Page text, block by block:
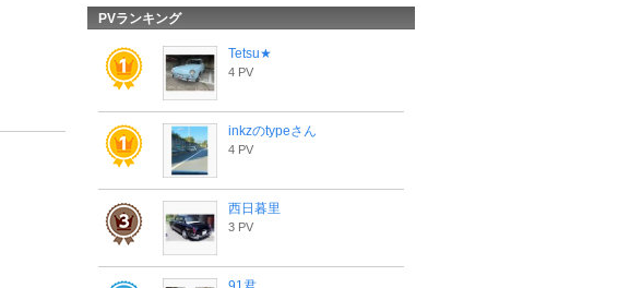
PVランキング
Tetsu★
4 PV
inkzのtypeさん
4 PV
西日暮里
3 PV